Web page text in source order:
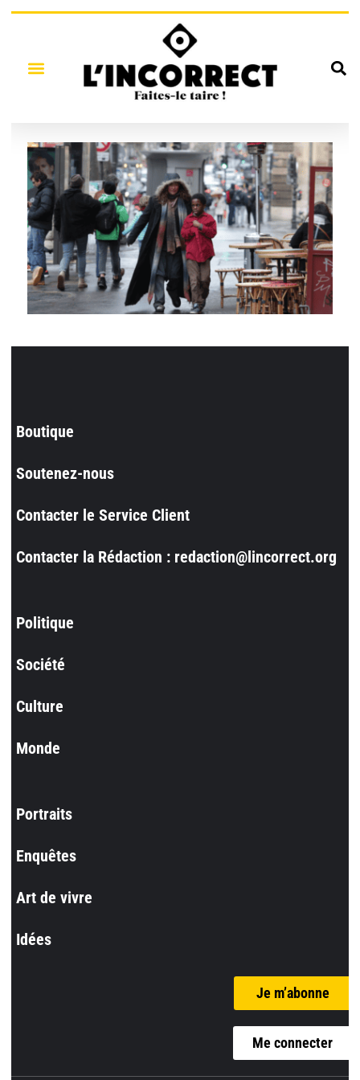
Boutique
Soutenez-nous
Contacter le Service Client
Contacter la Rédaction : redaction@lincorrect.org
Politique
Société
Culture
Monde
Portraits
Enquêtes
Art de vivre
Idées
Je m’abonne
Me connecter